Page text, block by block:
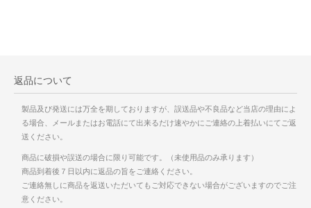
返品について
製品及び発送には万全を期しておりますが、誤送品や不良品など当店の理由によ
る場合、メールまたはお電話にて出来るだけ速やかにご連絡の上着払いにてご返
送ください。
商品に破損や誤送の場合に限り可能です。（未使用品のみ承ります）
商品到着後７日以内に返品の旨をご連絡ください。
ご連絡無しに商品を返送いただいてもご対応できない場合がございますのでご注
意ください。